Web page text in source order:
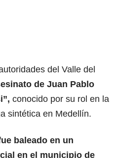
del Valle del
de Juan Pablo
conocido por su rol en la
sintética en Medellín.
baleado en un
en el municipio de